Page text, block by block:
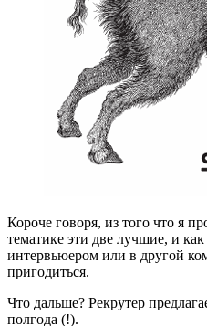
Короче говоря, из того что я
тематике эти две лучшие, и
интервьюером или в другой
пригодиться.
Что дальше? Рекрутер
полгода (!).